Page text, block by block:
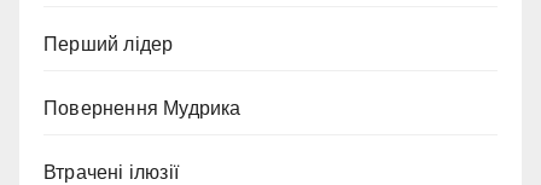
Перший лідер
Повернення Мудрика
Втрачені ілюзії